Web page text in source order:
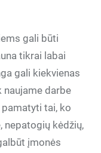
gali būti
tikrai labai
gali kiekvienas
naujame darbe
tai, ko
nepatogių kėdžių,
įmonės